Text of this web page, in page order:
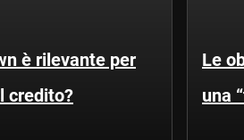
è rilevante per
credito?
Le
una